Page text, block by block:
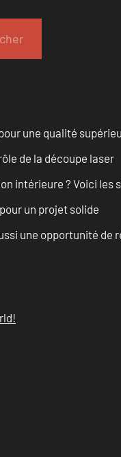
une qualité
de la découpe laser
intérieure ? Voici les
un projet solide
une opportunité de